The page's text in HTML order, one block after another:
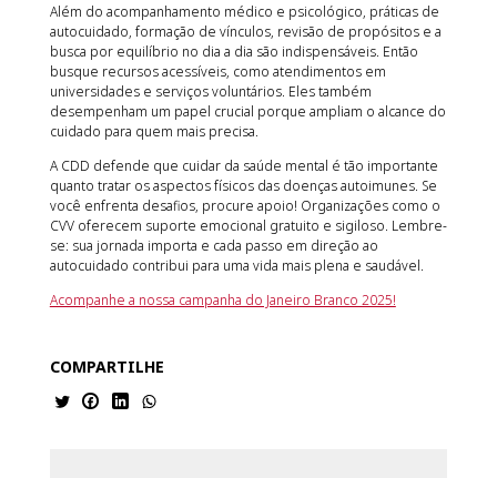
Além do acompanhamento médico e psicológico, práticas de
autocuidado, formação de vínculos, revisão de propósitos e a
busca por equilíbrio no dia a dia são indispensáveis. Então
busque recursos acessíveis, como atendimentos em
universidades e serviços voluntários. Eles também
desempenham um papel crucial porque ampliam o alcance do
cuidado para quem mais precisa.
A CDD defende que cuidar da saúde mental é tão importante
quanto tratar os aspectos físicos das doenças autoimunes. Se
você enfrenta desafios, procure apoio! Organizações como o
CVV oferecem suporte emocional gratuito e sigiloso. Lembre-
se: sua jornada importa e cada passo em direção ao
autocuidado contribui para uma vida mais plena e saudável.
Acompanhe a nossa campanha do Janeiro Branco 2025!
COMPARTILHE